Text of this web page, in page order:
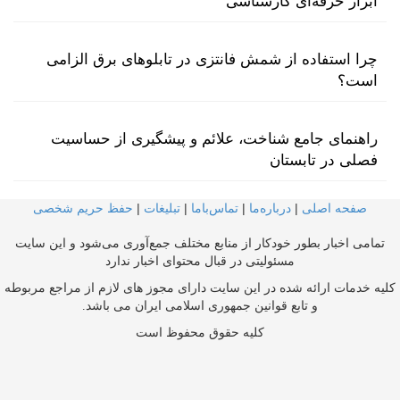
چرا استفاده از شمش فانتزی در تابلوهای برق الزامی
است؟
راهنمای جامع شناخت، علائم و پیشگیری از حساسیت
فصلی در تابستان
صفحه اصلی | درباره‌ما | تماس‌با‌ما | تبلیغات | حفظ حریم شخصی
تمامی اخبار بطور خودکار از منابع مختلف جمع‌آوری می‌شود و این سایت
مسئولیتی در قبال محتوای اخبار ندارد
کلیه خدمات ارائه شده در این سایت دارای مجوز های لازم از مراجع مربوطه
و تابع قوانین جمهوری اسلامی ایران می باشد.
کلیه حقوق محفوظ است